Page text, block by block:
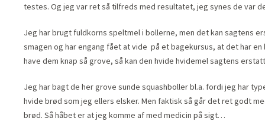
testes. Og jeg var ret så tilfreds med resultatet, jeg synes de var
Jeg har brugt fuldkorns speltmel i bollerne, men det kan sagtens
smagen og har engang fået at vide på et bagekursus, at det har
have dem knap så grove, så kan den hvide hvidemel sagtens
Jeg har bagt de her grove sunde squashboller bl.a. fordi jeg har
hvide brød som jeg ellers elsker. Men faktisk så går det ret godt
brød. Så håbet er at jeg komme af med medicin på sigt…